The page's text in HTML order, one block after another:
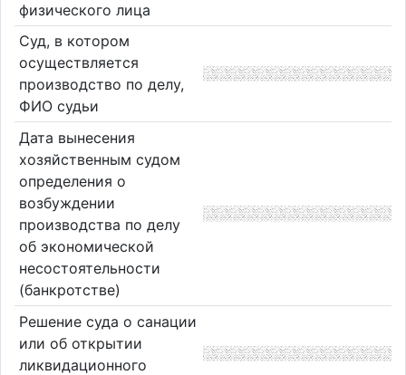
физического лица
Суд, в котором
осуществляется
производство по делу,
ФИО судьи
Дата вынесения
хозяйственным судом
определения о
возбуждении
производства по делу
об экономической
несостоятельности
(банкротстве)
Решение суда о санации
или об открытии
ликвидационного